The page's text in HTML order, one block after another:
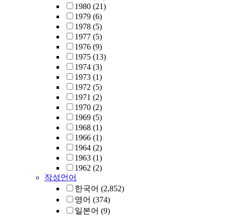
1980 (21)
1979 (6)
1978 (5)
1977 (5)
1976 (9)
1975 (13)
1974 (3)
1973 (1)
1972 (5)
1971 (2)
1970 (2)
1969 (5)
1968 (1)
1966 (1)
1964 (2)
1963 (1)
1962 (2)
작성언어
한국어 (2,852)
영어 (374)
일본어 (9)